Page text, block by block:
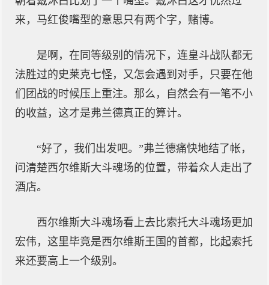
来，马红俊嘴型的意思只有两个字，赌博。
是啊，在同等级别的情况下，连皇斗战队都无
法胜过的史莱克七怪，又怎会遇到对手，只要在他
们团战的时候压上重注。那么，自然会有一笔不小
的收益，这才是弗兰德真正的算计。
“好了，我们出发吧。”弗兰德痛快地结了帐，
问清楚西尔维斯大斗魂场的位置，带着众人走出了
酒店。
西尔维斯大斗魂场看上去比索托大斗魂场更加
宏伟，这里毕竟是西尔维斯王国的首都，比起索托
来还要高上一个级别。